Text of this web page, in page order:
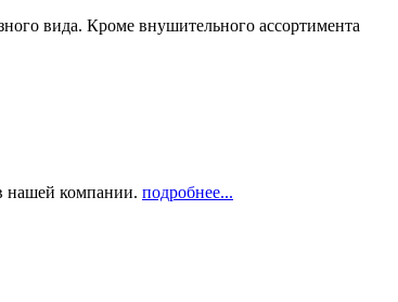
вида. Кроме внушительного ассортимента
нашей компании. подробнее...